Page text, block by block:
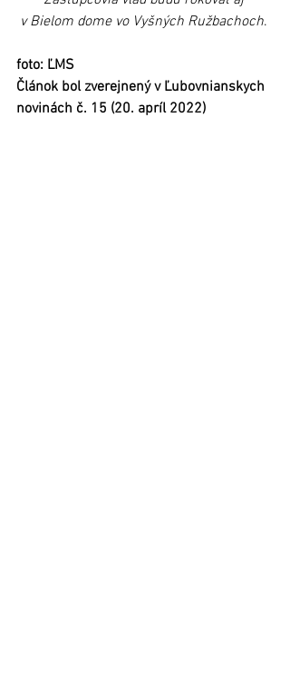
v Bielom dome vo Vyšných Ružbachoch.
foto: ĽMS
Článok bol zverejnený v Ľubovnianskych
novinách č. 15 (20. apríl 2022)